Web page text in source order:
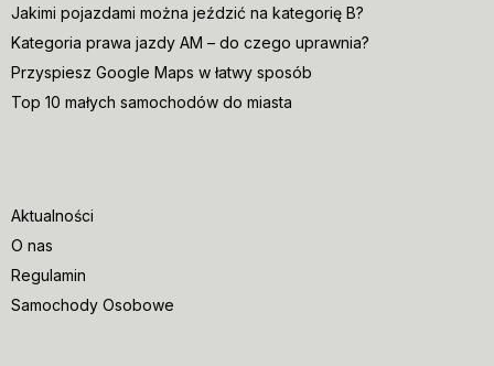
Jakimi pojazdami można jeździć na kategorię B?
Kategoria prawa jazdy AM – do czego uprawnia?
Przyspiesz Google Maps w łatwy sposób
Top 10 małych samochodów do miasta
Aktualności
O nas
Regulamin
Samochody Osobowe